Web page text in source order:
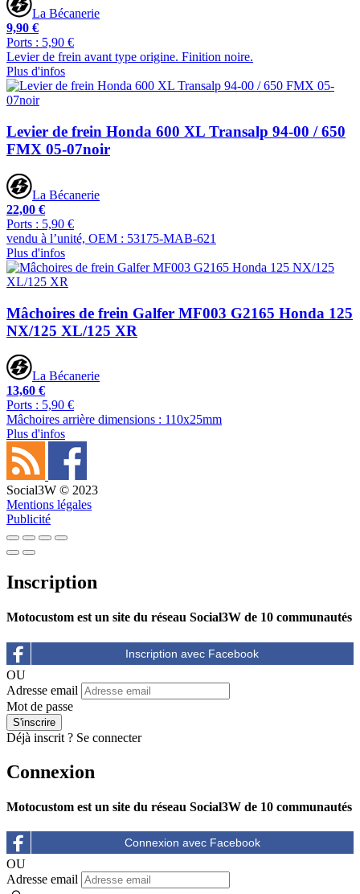
La Bécanerie
9,90 €
Ports : 5,90 €
Levier de frein avant type origine. Finition noire.
Plus d'infos
Levier de frein Honda 600 XL Transalp 94-00 / 650
FMX 05-07noir
La Bécanerie
22,00 €
Ports : 5,90 €
vendu à l’unité, OEM : 53175-MAB-621
Plus d'infos
Mâchoires de frein Galfer MF003 G2165 Honda 125
NX/125 XL/125 XR
La Bécanerie
13,60 €
Ports : 5,90 €
Mâchoires arrière dimensions : 110x25mm
Plus d'infos
Social3W © 2023
Mentions légales
Publicité
Inscription
Motocustom est un site du réseau Social3W de 10 communautés
OU
Adresse email
Mot de passe
Déjà inscrit ? Se connecter
Connexion
Motocustom est un site du réseau Social3W de 10 communautés
OU
Adresse email